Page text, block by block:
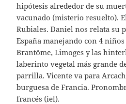
hipótesis alrededor de su
vacunado (misterio resuelto).
Rubiales. Daniel nos relata su
España manejando con 4
Brantôme, Limoges y las
laberinto vegetal más grande
parrilla. Vicente va para
burguesa de Francia.
francés (iel).